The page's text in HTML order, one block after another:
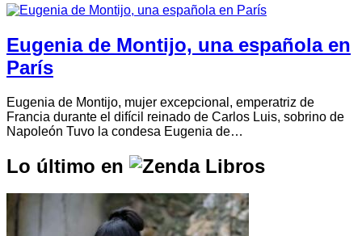
Eugenia de Montijo, una española en
París
Eugenia de Montijo, mujer excepcional, emperatriz de
Francia durante el difícil reinado de Carlos Luis, sobrino de
Napoleón Tuvo la condesa Eugenia de…
Lo último en